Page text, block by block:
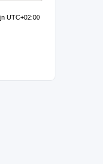
UTC+02:00